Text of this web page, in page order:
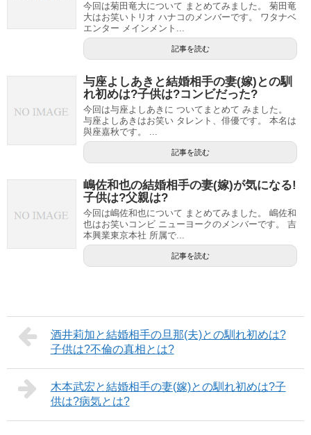
今回は菊田竜大について まとめてみました。 菊田竜
大はお笑いトリオ ハナコのメンバーです。 ワタナベ
エンター メインメント...
記事を読む
与座よしあきと結婚相手の妻(嫁)との馴
れ初めは?子供は?コンビだった?
今回は与座よしあきに ついてまとめて みました。
与座よしあきはお笑い タレント、俳優です。 本名は
與座嘉秋です。 ...
記事を読む
嶋佐和也の結婚相手の妻(嫁)が気になる!
子供は?父親は?
今回は嶋佐和也について まとめてみました。 嶋佐和
也はお笑いコンビ ニューヨークのメンバーです。 吉
本興業東京本社 所属で...
記事を読む
酒井莉加と結婚相手の旦那(夫)との馴れ初めは?
子供は?不倫の真相とは?
木本武宏と結婚相手の妻(嫁)との馴れ初めは?子
供は?病気とは?